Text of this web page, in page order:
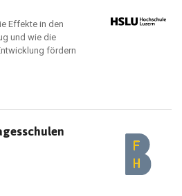
Effekte in den
und wie die
fördern